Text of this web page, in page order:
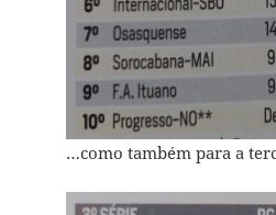
…como também para a